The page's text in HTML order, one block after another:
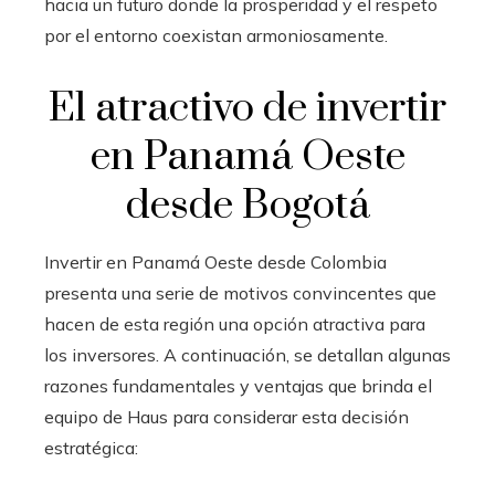
por el entorno coexistan armoniosamente.
El atractivo de invertir
en Panamá Oeste
desde Bogotá
Invertir en Panamá Oeste desde Colombia
presenta una serie de motivos convincentes que
hacen de esta región una opción atractiva para
los inversores. A continuación, se detallan algunas
razones fundamentales y ventajas que brinda el
equipo de Haus para considerar esta decisión
estratégica: